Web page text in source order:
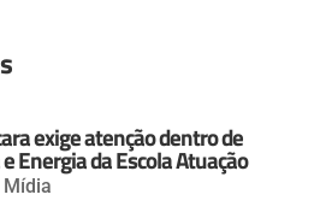
exige atenção dentro de
Energia da Escola Atuação